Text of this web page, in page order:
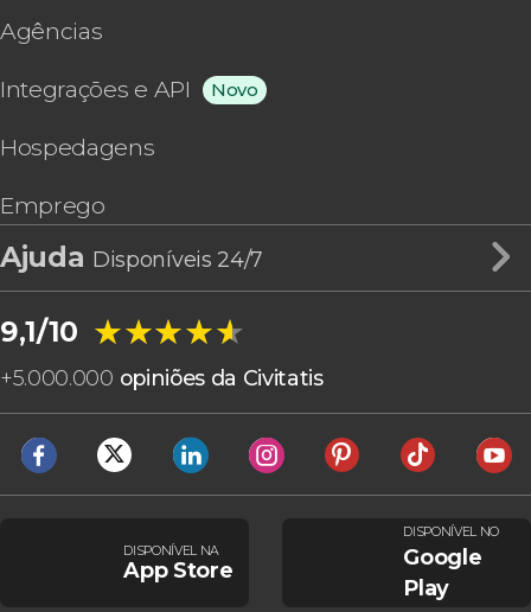
Agências
Integrações e API Novo
Hospedagens
Emprego
Ajuda Disponíveis 24/7
9,1/10 ★★★★★
★★★★★
+5.000.000 opiniões da Civitatis
DISPONÍVEL NA
App Store
DISPONÍVEL NO
Google
Play